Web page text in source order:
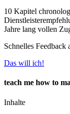
10 Kapitel
Jahre lang vollen
Schnelles Feedback
Das will ich!
teach me how to
Inhalte